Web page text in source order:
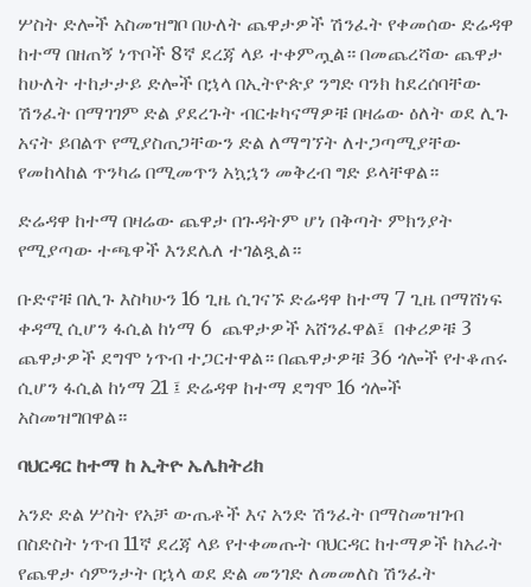
ሦስት ድሎች አስመዝግቦ በሁለት ጨዋታዎች ሽንፈት የቀመሰው ድሬዳዋ
ከተማ በዘጠኝ ነጥቦች 8ኛ ደረጃ ላይ ተቀምጧል። በመጨረሻው ጨዋታ
ከሁለት ተከታታይ ድሎች በኋላ በኢትዮጵያ ንግድ ባንክ ከደረሰባቸው
ሽንፈት በማገገም ድል ያደረጉት ብርቱካናማዎቹ በዛሬው ዕለት ወደ ሊጉ
አናት ይበልጥ የሚያስጠጋቸውን ድል ለማግኘት ለተጋጣሚያቸው
የመከላከል ጥንካሬ በሚመጥን አኳኋን መቅረብ ግድ ይላቸዋል።
ድሬዳዋ ከተማ በዛሬው ጨዋታ በጉዳትም ሆነ በቅጣት ምክንያት
የሚያጣው ተጫዋች እንደሌለ ተገልጿል።
ቡድኖቹ በሊጉ እስካሁን 16 ጊዜ ሲገናኙ ድሬዳዋ ከተማ 7 ጊዜ በማሸነፍ
ቀዳሚ ሲሆን ፋሲል ከነማ 6 ጨዋታዎች አሸንፈዋል፤ በቀሪዎቹ 3
ጨዋታዎች ደግሞ ነጥብ ተጋርተዋል። በጨዋታዎቹ 36 ጎሎች የተቆጠሩ
ሲሆን ፋሲል ከነማ 21 ፤ ድሬዳዋ ከተማ ደግሞ 16 ጎሎች
አስመዝግበዋል።
ባህርዳር ከተማ ከ ኢትዮ ኤሌክትሪክ
አንድ ድል ሦስት የአቻ ውጤቶች እና አንድ ሽንፈት በማስመዝገብ
በስድስት ነጥብ 11ኛ ደረጃ ላይ የተቀመጡት ባህርዳር ከተማዎች ከአራት
የጨዋታ ሳምንታት በኋላ ወደ ድል መንገድ ለመመለስ ሽንፈት